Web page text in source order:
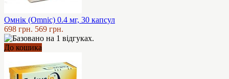
Омнік (Omnic) 0.4 мг, 30 капсул
698 грн. 569 грн.
До кошика